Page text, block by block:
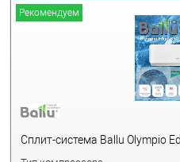
Рекомендуем
Сплит-система Ballu Olympio